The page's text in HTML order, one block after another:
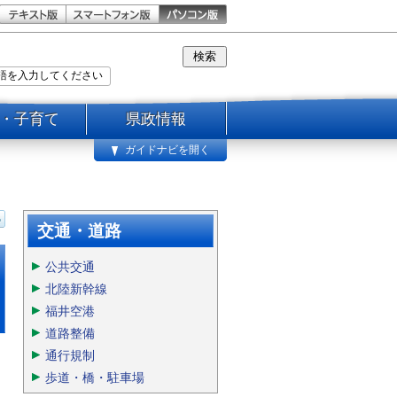
子育て 県政情報
ガイドナビを開く
交通・道路
公共交通
北陸新幹線
福井空港
道路整備
通行規制
歩道・橋・駐車場